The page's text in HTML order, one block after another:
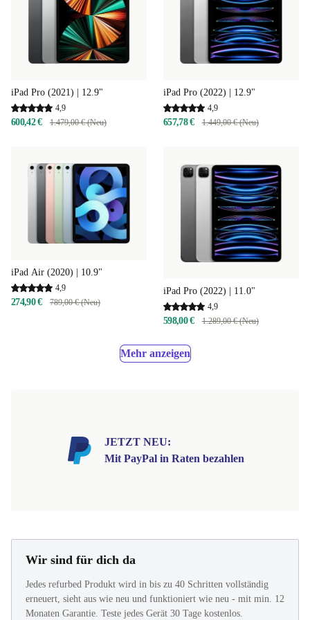
iPad Pro (2021) | 12.9"
4,9
600,42 € 1.479,00 € (Neu)
iPad Pro (2022) | 12.9"
4,9
657,78 € 1.449,00 € (Neu)
iPad Air (2020) | 10.9"
4,9
274,90 € 789,00 € (Neu)
iPad Pro (2022) | 11.0"
4,9
598,00 € 1.289,00 € (Neu)
Mehr anzeigen
JETZT NEU:
Mit PayPal in Raten bezahlen
Wir sind für dich da
Jedes refurbed Produkt wird in bis zu 40 Schritten vollständig
erneuert, sieht aus wie neu und funktioniert wie neu - mit min. 12
Monaten Garantie. Teste jedes Gerät 30 Tage kostenlos.